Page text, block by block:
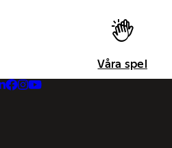
Våra spel